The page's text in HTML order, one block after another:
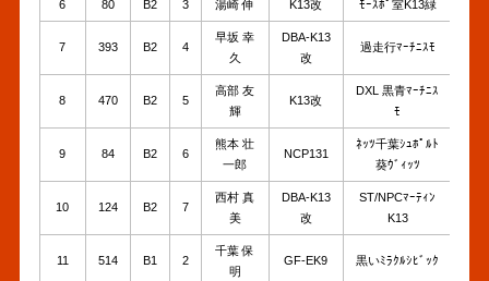
6 80 B2 3 湯崎 伸 K13改 ﾓｰｽﾎﾟ室K13緑
7 393 B2 4
早坂 幸
久
DBA-K13
改
過走行ﾏｰﾁﾆｽﾓ
8 470 B2 5
高部 友
輝
K13改
DXL 黒青ﾏｰﾁﾆｽ
ﾓ
9 84 B2 6
熊本 壮
一郎
NCP131
ﾈｯﾂ千葉ｼｭﾎﾟﾙﾄ
葵ｳﾞｨｯﾂ
10 124 B2 7
西村 真
美
DBA-K13
改
ST/NPCﾏｰﾃｨﾝ
K13
11 514 B1 2
千葉 保
明
GF-EK9 黒いﾐﾗｸﾙｼﾋﾞｯｸ